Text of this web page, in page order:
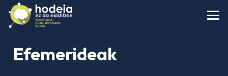
Efemerideak